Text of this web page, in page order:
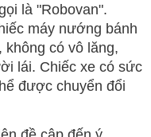
là "Robovan".
máy nướng bánh
không có vô lăng,
lái. Chiếc xe có sức
được chuyển đổi